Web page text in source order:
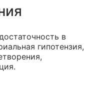
в
гипотензия,